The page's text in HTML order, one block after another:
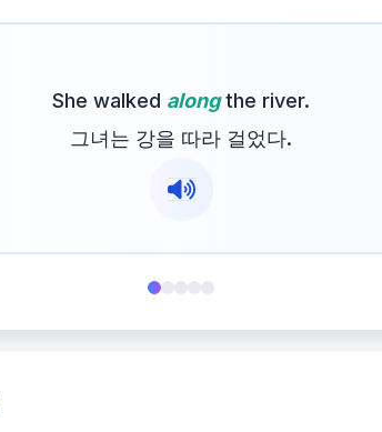
She walked alongthe river.
그녀는 강을 따라 걸었다.